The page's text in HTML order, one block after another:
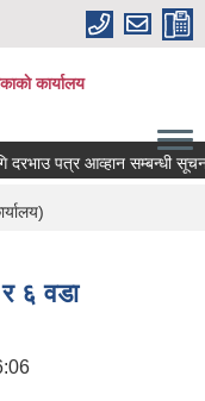
कार्यालय
पत्र आव्हान सम्बन्धी सूचना।
६ वडा